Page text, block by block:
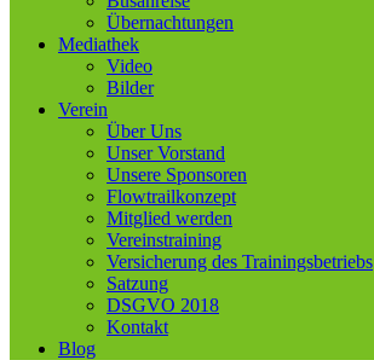
Übernachtungen
Mediathek
Video
Bilder
Verein
Über Uns
Unser Vorstand
Unsere Sponsoren
Flowtrailkonzept
Mitglied werden
Vereinstraining
Versicherung des Trainingsbetriebs
Satzung
DSGVO 2018
Kontakt
Blog